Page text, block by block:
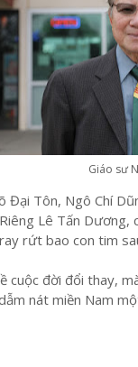
Giáo sư
Đại Tôn, Ngô Chí
Lê Tấn
rứt bao con tim
cuộc đời đổi thay,
nát miền Nam